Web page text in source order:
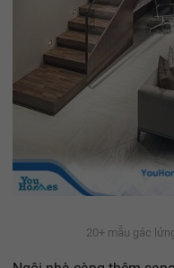
20+ mẫu gác